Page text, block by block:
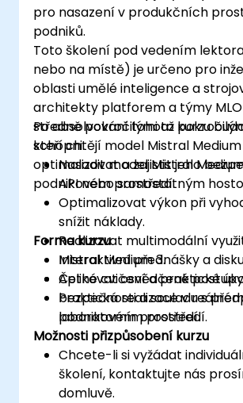
pro nasazení v produkčních
podniků.
Toto školení pod vedením
nebo na místě) je určeno pro
oblasti umělé inteligence a
architekty platforem a týmy
středně pokročilými až
kteří chtějí model Mistral Medium
optimalizovat a zajistit jeho
podnikovém prostředí.
Po absolvování tohoto kurzu
schopni:
Nasadit model Mistral
API nebo samostatným
Optimalizovat výkon při
snížit náklady.
Realizovat multimodální
Mistral Medium 3.
Aplikovat osvědčené
bezpečnosti a souladu s
podnikovém prostředí.
Forma kurzu
Interaktivní přednášky a
Četné cvičení a praktické
Praktická realizace v
laboratorním prostředí.
Možnosti přizpůsobení kurzu
Chcete-li si vyžádat
školení, kontaktujte nás
domluvě.